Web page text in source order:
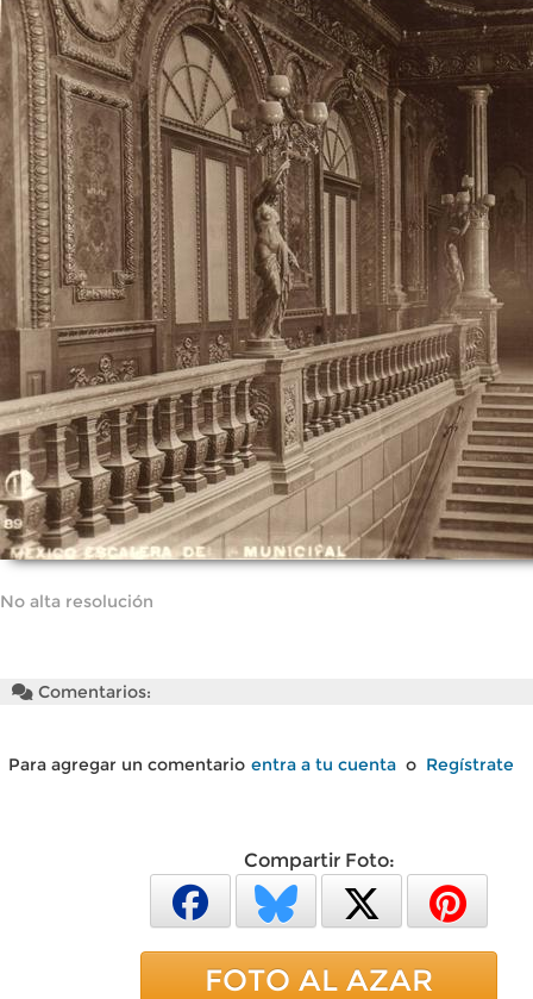
No alta resolución
Comentarios:
Para agregar un comentario entra a tu cuenta o Regístrate
Compartir Foto:
FOTO AL AZAR